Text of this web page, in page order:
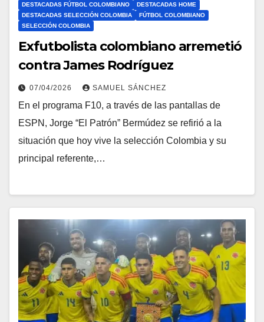
DESTACADAS FÚTBOL COLOMBIANO
DESTACADAS HOME
DESTACADAS SELECCIÓN COLOMBIA
FÚTBOL COLOMBIANO
SELECCIÓN COLOMBIA
Exfutbolista colombiano arremetió
contra James Rodríguez
07/04/2026 SAMUEL SÁNCHEZ
En el programa F10, a través de las pantallas de
ESPN, Jorge “El Patrón” Bermúdez se refirió a la
situación que hoy vive la selección Colombia y su
principal referente,…